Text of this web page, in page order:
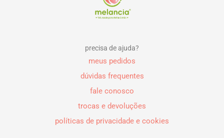
precisa de ajuda?
meus pedidos
dúvidas frequentes
fale conosco
trocas e devoluções
políticas de privacidade e cookies